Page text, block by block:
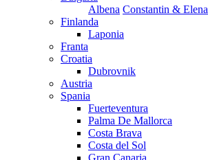
Albena Constantin & Elena
Finlanda
Laponia
Franta
Croatia
Dubrovnik
Austria
Spania
Fuerteventura
Palma De Mallorca
Costa Brava
Costa del Sol
Gran Canaria